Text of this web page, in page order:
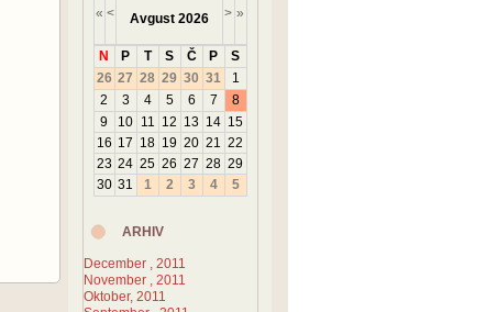
« < Avgust 2026 > »
N P T S Č P
S
26 27 28 29 30 31
1
2
3 4 5 6 7
8
9
10 11 12 13 14 15
16 17 18 19 20 21 22
23 24 25 26 27 28 29
30 31 1 2 3 4 5
ARHIV
December , 2011
November , 2011
Oktober, 2011